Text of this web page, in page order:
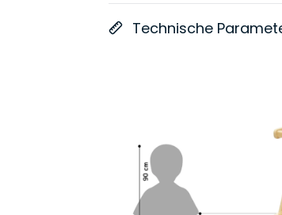
Technische